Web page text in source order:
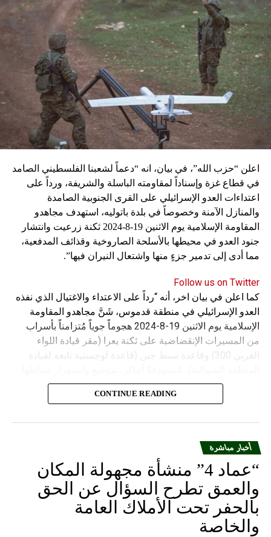
اعلن “حزب الله”، في بيان، انه “دعماً لشعبنا الفلسطيني الصامد
في قطاع غزة وإسناداً لمقاومته الباسلة ‌‏‌‏‌والشريفة، ورداً على
اعتداءات العدو الإسرائيلي على القرى الجنوبية الصامدة
والمنازل الآمنة وخصوصاً في بلدة باتوليه، استهدف مجاهدو
المقاومة الإسلامية يوم الاثنين 19-8-2024 ثكنة زرعيت وانتشار
جنود العدو في محيطها بالأسلحة الصاروخية وقذائف المدفعية،
مما أدى إلى تدمير جزءٍ منها واشتعال النيران فيها”.
Follow us on Twitter
كما اعلن في بيان اخر، أنه “رداً على الاعتداء والاغتيال الذي نفذه
العدو الإسرائيلي في منطقة قدموس، شَنَّ مجاهدو المقاومة
الإسلامية يوم الاثنين 19-8-2024 هجوماً جوياً مُتزامناً بأسراب
من المسيرات الإنقضاضية على ثكنة يعرا (مقر قيادة اللواء
الغربي 300) وقاعدة سنط جين (قاعدة لوجستية تابعة لقيادة
وجنودها وأصابت أهدافها بدقة وأوقعت فيهم عدداً من القتلى
CONTINUE READING
أخبار مباشرة
“عماد 4” منشأة مجهولة المكان
والعمق تطرح السؤال عن الحق
بالحفر تحت الأملاك العامة
والخاصة